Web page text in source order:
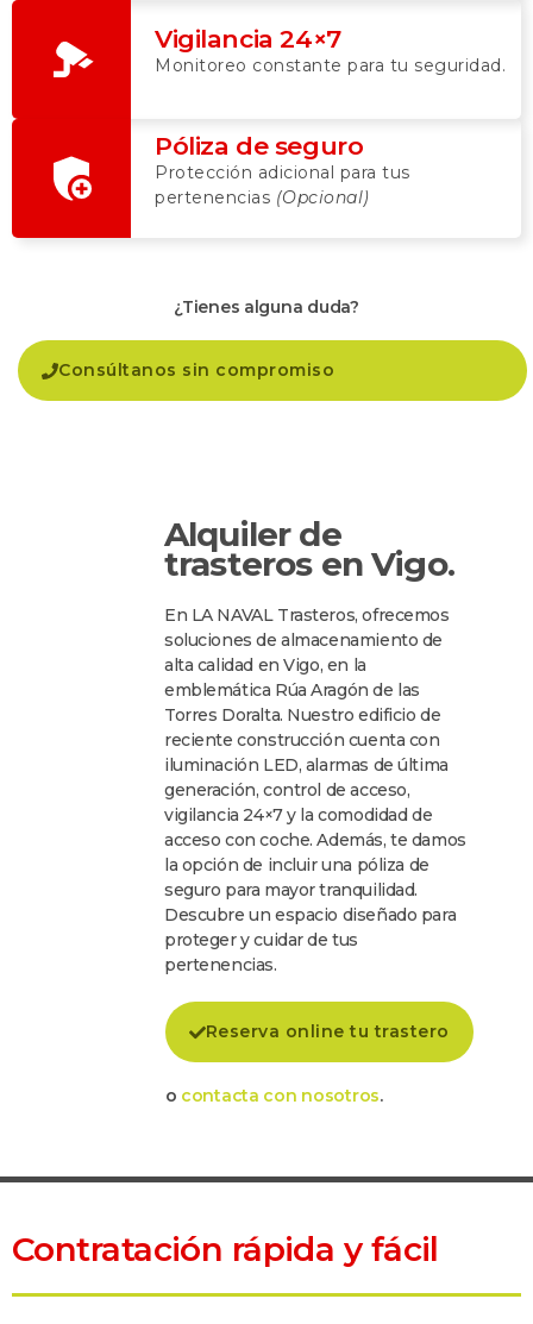
Vigilancia 24×7
Monitoreo constante para tu seguridad.
Póliza de seguro
Protección adicional para tus
pertenencias (Opcional)
¿Tienes alguna duda?
Consúltanos sin compromiso
Alquiler de
trasteros en Vigo.
En LA NAVAL Trasteros, ofrecemos
soluciones de almacenamiento de
alta calidad en Vigo, en la
emblemática Rúa Aragón de las
Torres Doralta. Nuestro edificio de
reciente construcción cuenta con
iluminación LED, alarmas de última
generación, control de acceso,
vigilancia 24×7 y la comodidad de
acceso con coche. Además, te damos
la opción de incluir una póliza de
seguro para mayor tranquilidad.
Descubre un espacio diseñado para
proteger y cuidar de tus
pertenencias.
Reserva online tu trastero
o contacta con nosotros.
Contratación rápida y fácil